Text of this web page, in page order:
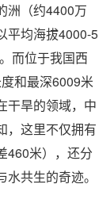
洲（约4400万
平均海拔4000-5
而位于我国西
和最深6009米
干旱的领域，中
，这里不仅拥有
460米），还分
共生的奇迹。